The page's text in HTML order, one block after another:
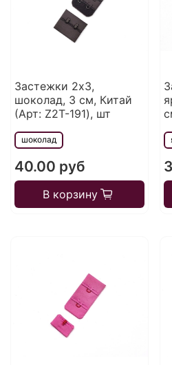
Застежки 2х3,
шоколад, 3 см, Китай
(Арт: Z2T-191), шт
шоколад
40.00 руб
В корзину